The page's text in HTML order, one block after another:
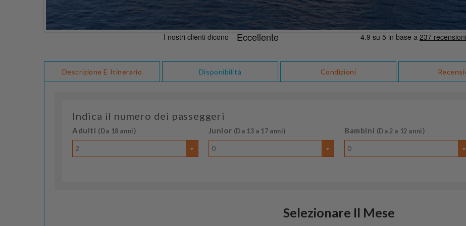
Descrizione E Itinerario Disponibilità Condizioni
Indica il numero dei passeggeri
Adulti (Da 18 anni)
2
Junior (Da 13 a 17 anni)
0
Bambini (Da 2 a 12 anni)
0
Selezionare Il Mese